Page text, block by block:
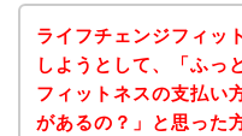
ライフチェンジフィッ
しようとして、「ふっ
フィットネスの支払い
があるの？」と思った